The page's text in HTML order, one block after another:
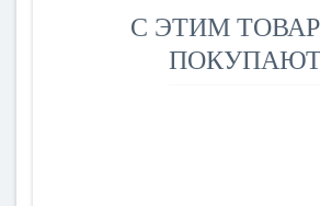
С ЭТИМ